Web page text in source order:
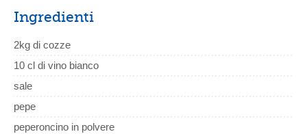
Ingredienti
2kg di cozze
10 cl di vino bianco
sale
pepe
peperoncino in polvere